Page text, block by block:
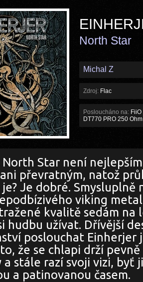
North Star
Michal Z
Zdroj: Flac
Posloucháno na:
DT770 PRO 250 Ohm
North Star není
převratným, natož
Je dobré. Smysluplně
viking
kvalitě sedám na
hudbu užívat. Dřívější
poslouchat Einherjer
že se chlapi drží
a stále razí svoji vizi, byť
a patinovanou časem.